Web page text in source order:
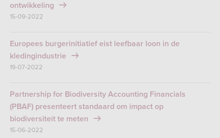
ontwikkeling
15-09-2022
Europees burgerinitiatief eist leefbaar loon in de
kledingindustrie
19-07-2022
Partnership for Biodiversity Accounting Financials
(PBAF) presenteert standaard om impact op
biodiversiteit te meten
15-06-2022